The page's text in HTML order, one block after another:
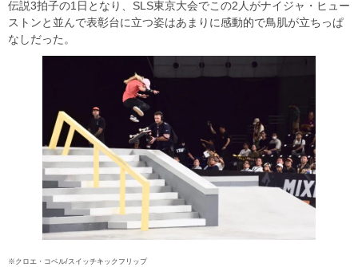
伝説3拍子の1日となり、SLS東京大会でこの2人がナイジャ・ヒュー
ストンと並んで表彰台に立つ姿はあまりに感動的で鳥肌が立ちっぱ
なしだった。
※クロエ・コベル/スイッチキックフリップ